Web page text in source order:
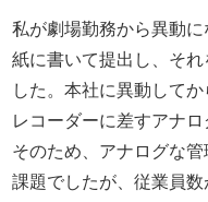
私が劇場勤務から異動
紙に書いて提出し、そ
した。本社に異動して
レコーダーに差すアナ
そのため、アナログな
課題でしたが、従業員